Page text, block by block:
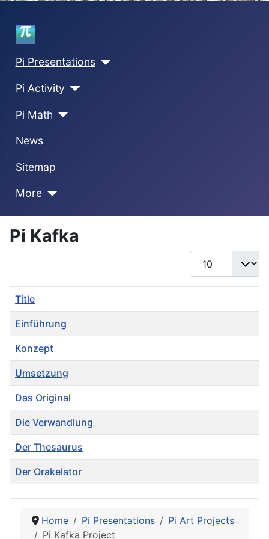
Home
Pi Presentations
Pi Activity
Pi Math
News
Sitemap
More
Pi Kafka
Display #
Title
Einführung
Konzept
Umsetzung
Das Original
Die Verwandlung
Der Thesaurus
Der Orakelator
Home Pi Presentations
Pi Art Projects
Pi Kafka Project